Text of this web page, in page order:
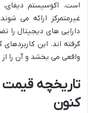
است. اکوسیستم
دارایی های دیجیتال را
واقعی می بخشد و آن را از
تاریخچه قیمت
کنون